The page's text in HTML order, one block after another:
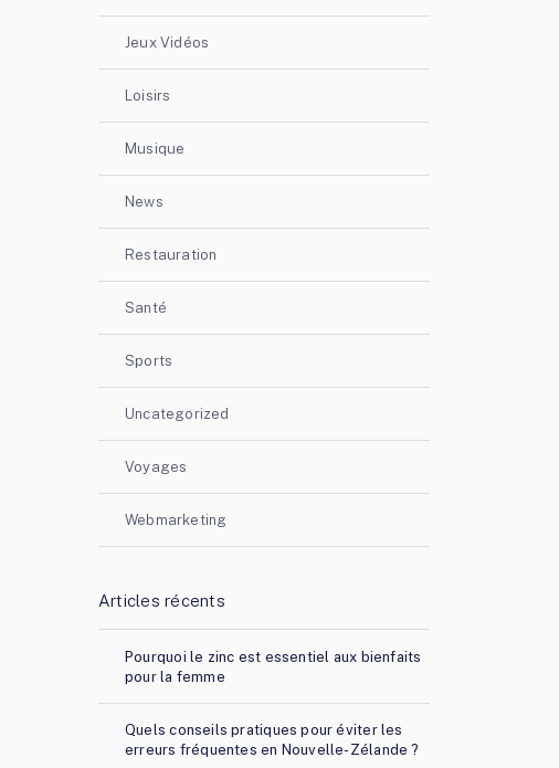
Jeux Vidéos
Loisirs
Musique
News
Restauration
Santé
Sports
Uncategorized
Voyages
Webmarketing
Articles récents
Pourquoi le zinc est essentiel aux bienfaits
pour la femme
Quels conseils pratiques pour éviter les
erreurs fréquentes en Nouvelle-Zélande ?